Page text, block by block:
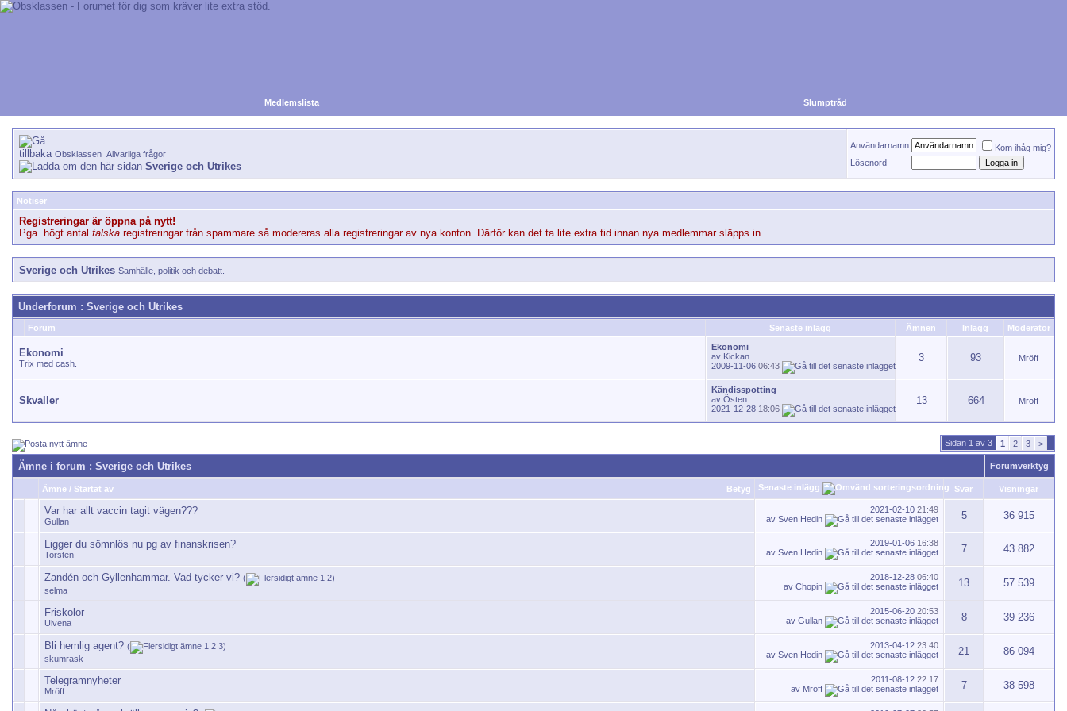
Medlemslista Slumptråd
Obsklassen Allvarliga frågor
Sverige och Utrikes
Användarnamn
Kom ihåg mig?
Lösenord
Notiser
Registreringar är öppna på nytt!
Pga. högt antal falska registreringar från spammare så modereras alla registreringar av nya konton. Därför kan det ta lite extra tid innan nya medlemmar släpps in.
Sverige och Utrikes Samhälle, politik och debatt.
Underforum : Sverige och Utrikes
Forum Senaste inlägg Ämnen Inlägg Moderator
Ekonomi
Trix med cash.
Ekonomi
av Kickan
2009-11-06 06:43
3 93 Mröff
Skvaller
Kändisspotting
av Östen
2021-12-28 18:06
13 664 Mröff
Sidan 1 av 3 1 2 3 >
Ämne i forum : Sverige och Utrikes Forumverktyg
Betyg
Ämne / Startat av Senaste inlägg Svar Visningar
Var har allt vaccin tagit vägen???
Gullan
2021-02-10 21:49
av Sven Hedin 5 36 915
Ligger du sömnlös nu pg av finanskrisen?
Torsten
2019-01-06 16:38
av Sven Hedin 7 43 882
Zandén och Gyllenhammar. Vad tycker vi? ( 1 2)
selma
2018-12-28 06:40
av Chopin 13 57 539
Friskolor
Ulvena
2015-06-20 20:53
av Gullan 8 39 236
Bli hemlig agent? ( 1 2 3)
skumrask
2013-04-12 23:40
av Sven Hedin 21 86 094
Telegramnyheter
Mröff
2011-08-12 22:17
av Mröff 7 38 598